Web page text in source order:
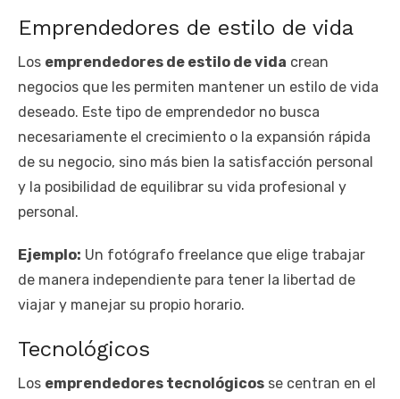
Emprendedores de estilo de vida
Los emprendedores de estilo de vida crean
negocios que les permiten mantener un estilo de vida
deseado. Este tipo de emprendedor no busca
necesariamente el crecimiento o la expansión rápida
de su negocio, sino más bien la satisfacción personal
y la posibilidad de equilibrar su vida profesional y
personal.
Ejemplo: Un fotógrafo freelance que elige trabajar
de manera independiente para tener la libertad de
viajar y manejar su propio horario.
Tecnológicos
Los emprendedores tecnológicos se centran en el